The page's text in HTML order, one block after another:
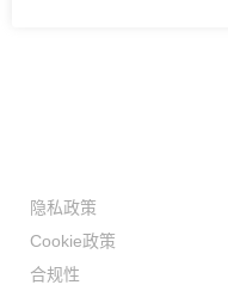
隐私政策
Cookie政策
合规性